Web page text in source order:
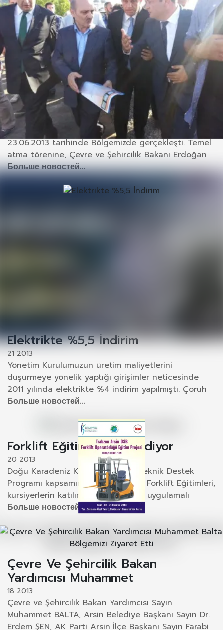
Mesleki Teknik Eğitim Merkezinin
Temel Atma
24 2013
Mesleki Teknik Eğitim Merkezi temel atma töreni
23.06.2013 tarihinde Bölgemizde gerçekleşti. Temel
atma törenine, Çevre ve Şehircilik Bakanı Erdoğan
Больше новостей...
Elektrikte %5,5 İndirim
21 2013
Yönetim Kurulumuzun üretim maliyetlerini
düşürmeye yönelik yaptığı girişimler neticesinde
2011 yılında elektrikte %4 indirim yapılmıştı. Çoruh
Больше новостей...
Forklift Eğitimi Devam Ediyor
20 2013
Doğu Karadeniz Kalkınma Ajansı Teknik Destek
Programı kapsamında gerçekleşen Forklift Eğitimleri,
kursiyerlerin katılımlarıyla teorik ve uygulamalı
Больше новостей...
Çevre Ve Şehircilik Bakan
Yardımcısı Muhammet
18 2013
Çevre ve Şehircilik Bakan Yardımcısı Sayın
Muhammet BALTA, Arsin Belediye Başkanı Sayın Dr.
Erdem ŞEN, AK Parti Arsin İlçe Başkanı Sayın Farabi